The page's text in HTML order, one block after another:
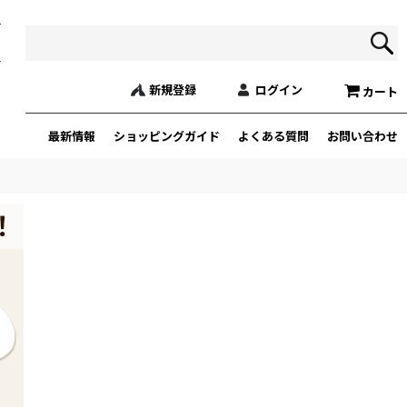
カート
新規登録 ログイン
最新情報 ショッピングガイド よくある質問 お問い合わせ